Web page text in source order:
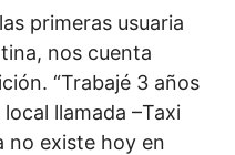
primeras usuaria
nos cuenta
“Trabajé 3 años
llamada –Taxi
no existe hoy en